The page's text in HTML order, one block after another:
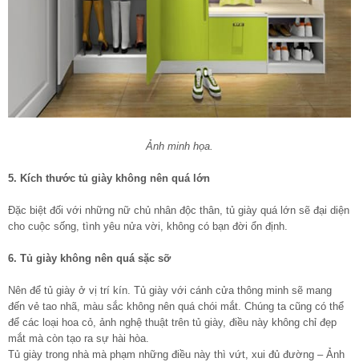
Ảnh minh họa.
5. Kích thước tủ giày không nên quá lớn
Đặc biệt đối với những nữ chủ nhân độc thân, tủ giày quá lớn sẽ đại diện
cho cuộc sống, tình yêu nửa vời, không có bạn đời ổn định.
6. Tủ giày không nên quá sặc sỡ
Nên để tủ giày ở vị trí kín. Tủ giày với cánh cửa thông minh sẽ mang
đến vẻ tao nhã, màu sắc không nên quá chói mắt. Chúng ta cũng có thể
để các loại hoa cỏ, ảnh nghệ thuật trên tủ giày, điều này không chỉ đẹp
mắt mà còn tạo ra sự hài hòa.
Tủ giày trong nhà mà phạm những điều này thì vứt, xui đủ đường – Ảnh